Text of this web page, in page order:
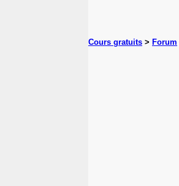
Cours gratuits > Forum